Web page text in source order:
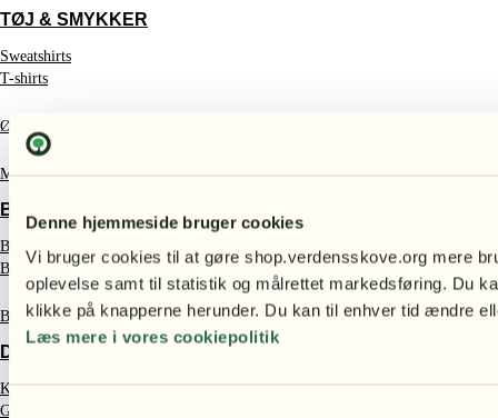
Denne hjemmeside bruger cookies
Vi bruger cookies til at gøre shop.verdensskove.org mere
oplevelse samt til statistik og målrettet markedsføring. Du
klikke på knapperne herunder. Du kan til enhver tid ændre
Læs mere i vores cookiepolitik
Samtykkevalg
TØJ & SMYKKER
Sweatshirts
T-shirts
Øreringe
Muleposer
BØRN
Bamser
Børneplakater – smukke motiver med dyr og natur
Børnebøger
DELIKATESSE
Kaffe fra Etiopien
Gaveæsker